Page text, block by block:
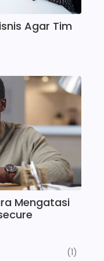
Agar Tim
Mengatasi
(1)